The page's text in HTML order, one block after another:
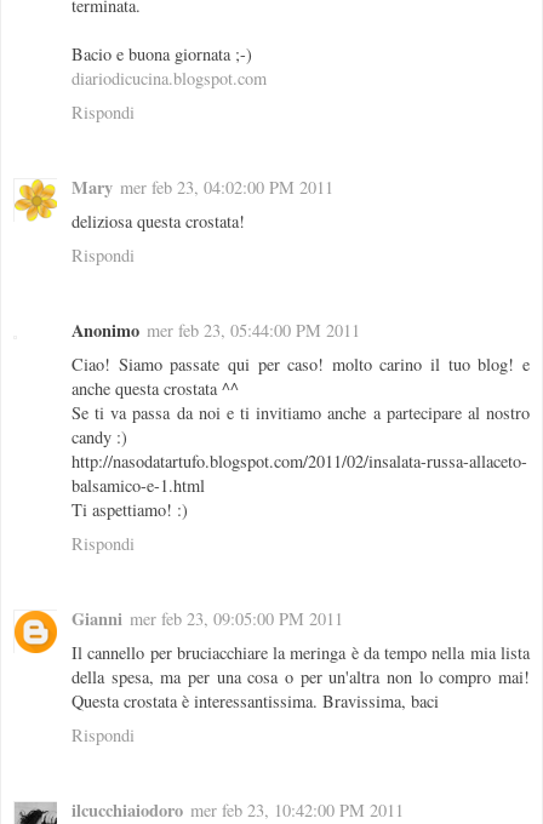
terminata.
Bacio e buona giornata ;-)
diariodicucina.blogspot.com
Rispondi
Mary mer feb 23, 04:02:00 PM 2011
deliziosa questa crostata!
Rispondi
Anonimo mer feb 23, 05:44:00 PM 2011
Ciao! Siamo passate qui per caso! molto carino il tuo blog! e
anche questa crostata ^^
Se ti va passa da noi e ti invitiamo anche a partecipare al nostro
candy :)
http://nasodatartufo.blogspot.com/2011/02/insalata-russa-allaceto-
balsamico-e-1.html
Ti aspettiamo! :)
Rispondi
Gianni mer feb 23, 09:05:00 PM 2011
Il cannello per bruciacchiare la meringa è da tempo nella mia lista
della spesa, ma per una cosa o per un'altra non lo compro mai!
Questa crostata è interessantissima. Bravissima, baci
Rispondi
ilcucchiaiodoro mer feb 23, 10:42:00 PM 2011